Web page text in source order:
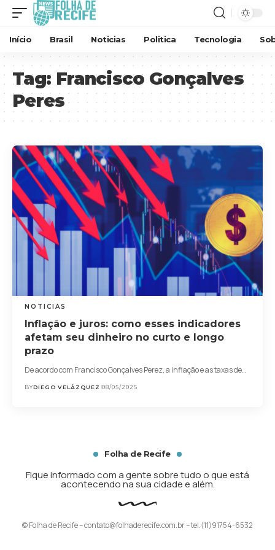
Início Brasil Noticias Politica Tecnologia
Tag: Francisco Gonçalves
Peres
NOTICIAS
Inflação e juros: como esses indicadores
afetam seu dinheiro no curto e longo
prazo
De acordo com Francisco Gonçalves Perez, a inflação e as taxas de…
BYDIEGO VELÁZQUEZ 08/05/2025
Folha de Recife
Fique informado com a gente sobre tudo o que está
acontecendo na sua cidade e além.
© Folha de Recife –contato@folhaderecife.com.br– tel.(11)91754-6532